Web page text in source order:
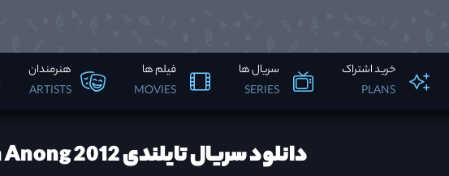
خرید اشتراک
PLANS
سریال ها
SERIES
فیلم ها
MOVIES
هنرمندان
ARTISTS
دانلود سریال تایلندی Pin Anong 2012 ها